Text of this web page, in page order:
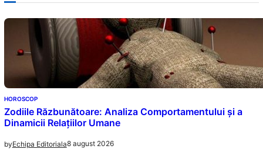
HOROSCOP
Zodiile Răzbunătoare: Analiza Comportamentului și a
Dinamicii Relațiilor Umane
byEchipa Editoriala8 august 2026